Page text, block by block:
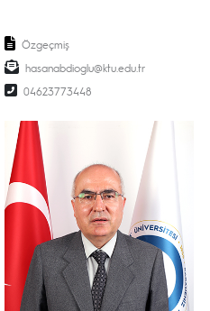
Özgeçmiş
hasanabdioglu@ktu.edu.tr
04623773448